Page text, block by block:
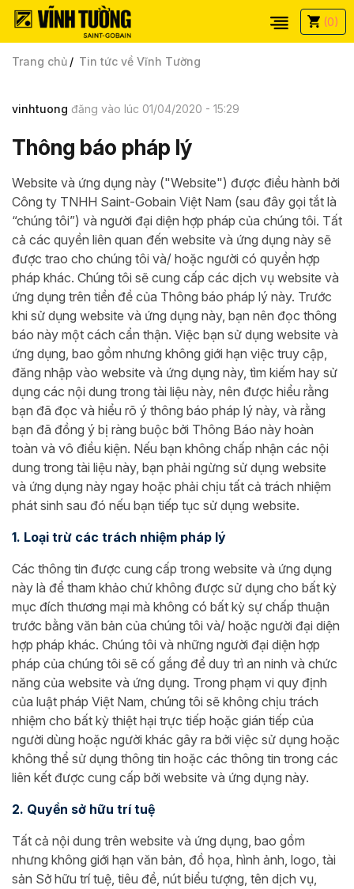
(0)
Trang chủ Tin tức về Vĩnh Tường
vinhtuong đăng vào lúc 01/04/2020 - 15:29
Thông báo pháp lý
Website và ứng dụng này ("Website") được điều hành bởi
Công ty TNHH Saint-Gobain Việt Nam (sau đây gọi tắt là
“chúng tôi”) và người đại diện hợp pháp của chúng tôi. Tất
cả các quyền liên quan đến website và ứng dụng này sẽ
được trao cho chúng tôi và/ hoặc người có quyền hợp
pháp khác. Chúng tôi sẽ cung cấp các dịch vụ website và
ứng dụng trên tiền đề của Thông báo pháp lý này. Trước
khi sử dụng website và ứng dụng này, bạn nên đọc thông
báo này một cách cẩn thận. Việc bạn sử dụng website và
ứng dụng, bao gồm nhưng không giới hạn việc truy cập,
đăng nhập vào website và ứng dụng này, tìm kiếm hay sử
dụng các nội dung trong tài liệu này, nên được hiểu rằng
bạn đã đọc và hiểu rõ ý thông báo pháp lý này, và rằng
bạn đã đồng ý bị ràng buộc bởi Thông Báo này hoàn
toàn và vô điều kiện. Nếu bạn không chấp nhận các nội
dung trong tài liệu này, bạn phải ngừng sử dụng website
và ứng dụng này ngay hoặc phải chịu tất cả trách nhiệm
phát sinh sau đó nếu bạn tiếp tục sử dụng website.
1. Loại trừ các trách nhiệm pháp lý
Các thông tin được cung cấp trong website và ứng dụng
này là để tham khảo chứ không được sử dụng cho bất kỳ
mục đích thương mại mà không có bất kỳ sự chấp thuận
trước bằng văn bản của chúng tôi và/ hoặc người đại diện
hợp pháp khác. Chúng tôi và những người đại diện hợp
pháp của chúng tôi sẽ cố gắng để duy trì an ninh và chức
năng của website và ứng dụng. Trong phạm vi quy định
của luật pháp Việt Nam, chúng tôi sẽ không chịu trách
nhiệm cho bất kỳ thiệt hại trực tiếp hoặc gián tiếp của
người dùng hoặc người khác gây ra bởi việc sử dụng hoặc
không thể sử dụng thông tin hoặc các thông tin trong các
liên kết được cung cấp bởi website và ứng dụng này.
2. Quyền sở hữu trí tuệ
Tất cả nội dung trên website và ứng dụng, bao gồm
nhưng không giới hạn văn bản, đồ họa, hình ảnh, logo, tài
sản Sở hữu trí tuệ, tiêu đề, nút biểu tượng, tên dịch vụ,